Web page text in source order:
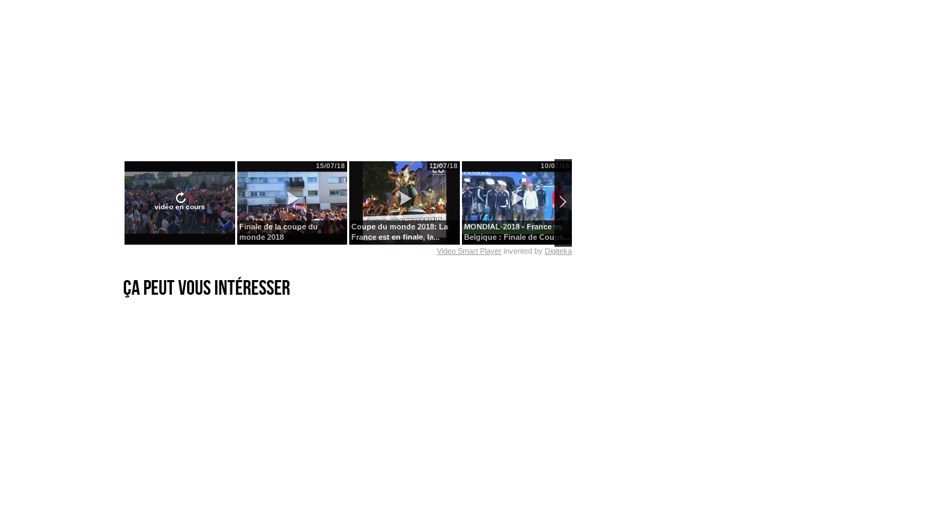
vidéo en cours
Finale de la coupe du
monde 2018
15/07/18
Coupe du monde 2018: La
France est en finale, la...
11/07/18
MONDIAL-2018 - France vs
Belgique : Finale de Coupe...
10/07/18
Video Smart Player invented by Digiteka
Ça peut vous intéresser